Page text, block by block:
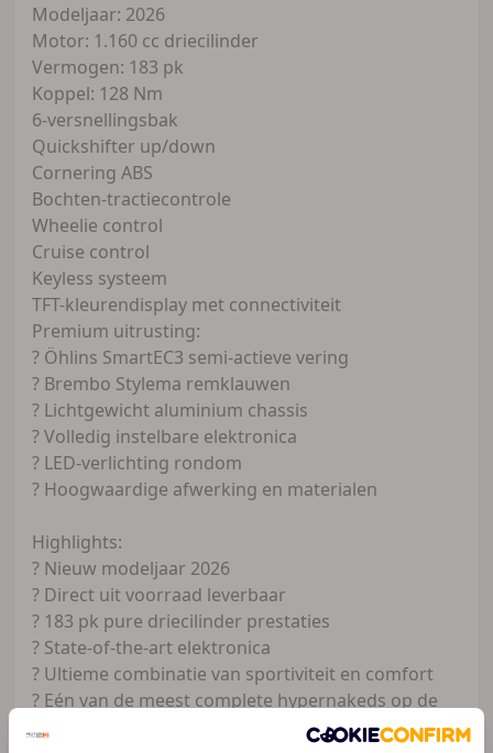
Modeljaar: 2026
Motor: 1.160 cc driecilinder
Vermogen: 183 pk
Koppel: 128 Nm
6-versnellingsbak
Quickshifter up/down
Cornering ABS
Bochten-tractiecontrole
Wheelie control
Cruise control
Keyless systeem
TFT-kleurendisplay met connectiviteit
Premium uitrusting:
? Öhlins SmartEC3 semi-actieve vering
? Brembo Stylema remklauwen
? Lichtgewicht aluminium chassis
? Volledig instelbare elektronica
? LED-verlichting rondom
? Hoogwaardige afwerking en materialen
Highlights:
? Nieuw modeljaar 2026
? Direct uit voorraad leverbaar
? 183 pk pure driecilinder prestaties
? State-of-the-art elektronica
? Ultieme combinatie van sportiviteit en comfort
? Eén van de meest complete hypernakeds op de
markt